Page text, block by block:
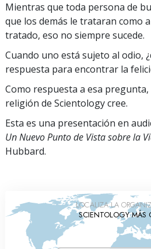
Mientras que toda persona de
que los demás le trataran como
tratado, eso no siempre sucede.
Cuando uno está sujeto al odio,
respuesta para encontrar la
Como respuesta a esa
religión de Scientology cree.
Esta es una presentación en
Un Nuevo Punto de Vista sobre la
Hubbard.
LOCALIZA LA
SCIENTOLOGY MÁS